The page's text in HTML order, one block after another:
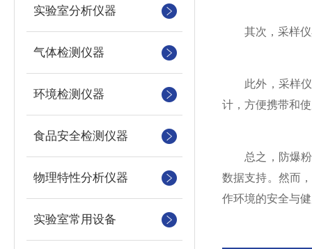
实验室分析仪器
气体检测仪器
环境检测仪器
食品安全检测仪器
物理特性分析仪器
实验室常用设备
其次，采样仪
此外，采样仪
计，方便携带和
总之，防爆粉
数据支持。然而
作环境的安全与